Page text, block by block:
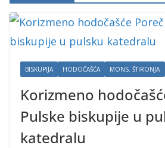
BISKUPIJA HODOČAŠĆA MONS. ŠTIRONJA
Korizmeno
Pulske biskupije u
katedralu